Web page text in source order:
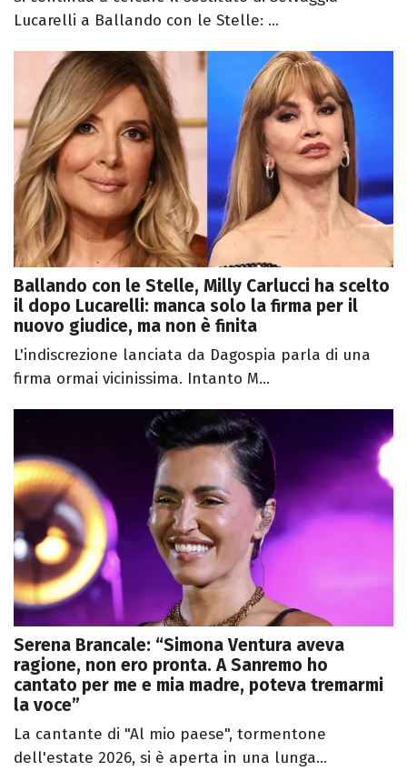
Lucarelli a Ballando con le Stelle: ...
Ballando con le Stelle, Milly Carlucci ha scelto
il dopo Lucarelli: manca solo la firma per il
nuovo giudice, ma non è finita
L'indiscrezione lanciata da Dagospia parla di una
firma ormai vicinissima. Intanto M...
Serena Brancale: “Simona Ventura aveva
ragione, non ero pronta. A Sanremo ho
cantato per me e mia madre, poteva tremarmi
la voce”
La cantante di "Al mio paese", tormentone
dell'estate 2026, si è aperta in una lunga...